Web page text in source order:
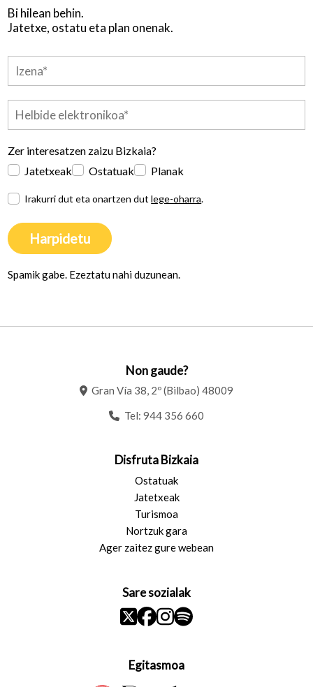
Bi hilean behin.
Jatetxe, ostatu eta plan onenak.
Zer interesatzen zaizu Bizkaia?
Jatetxeak
Ostatuak Planak
Irakurri dut eta onartzen dutlege-oharra.
Harpidetu
Spamik gabe. Ezeztatu nahi duzunean.
Non gaude?
Gran Vía 38, 2º (Bilbao) 48009
Tel: 944 356 660
Disfruta Bizkaia
Ostatuak
Jatetxeak
Turismoa
Nortzuk gara
Ager zaitez gure webean
Sare sozialak
Egitasmoa